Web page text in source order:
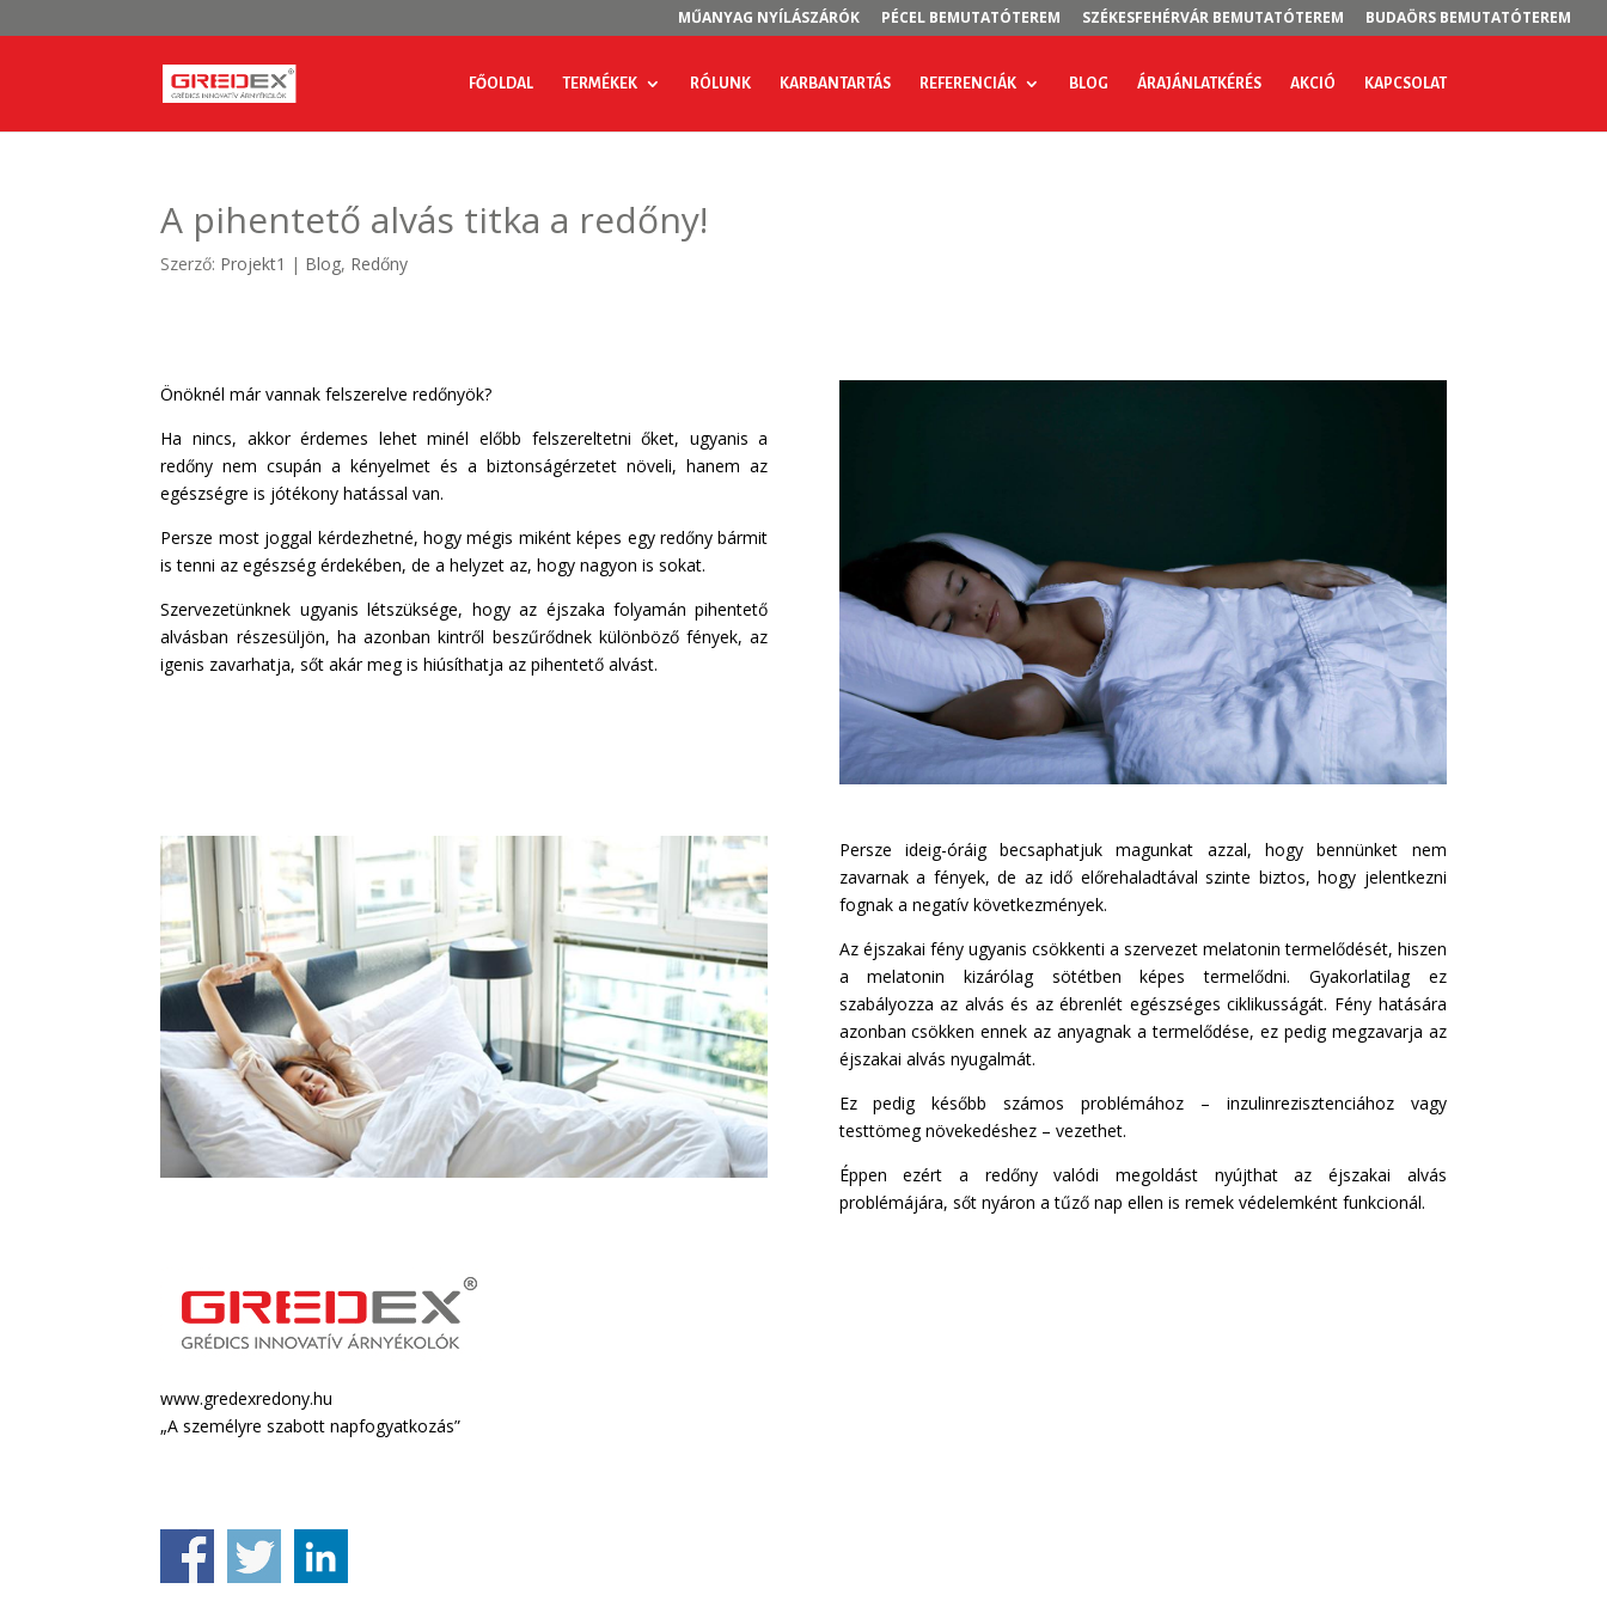
MŰANYAG NYÍLÁSZÁRÓK PÉCEL BEMUTATÓTEREM SZÉKESFEHÉRVÁR BEMUTATÓTEREM BUDAÖRS BEMUTATÓTEREM
FŐOLDAL TERMÉKEK RÓLUNK KARBANTARTÁS REFERENCIÁK BLOG ÁRAJÁNLATKÉRÉS AKCIÓ KAPCSOLAT
A pihentető alvás titka a redőny!
Szerző: Projekt1 | Blog, Redőny
Önöknél már vannak felszerelve redőnyök?
Ha nincs, akkor érdemes lehet minél előbb felszereltetni őket, ugyanis a
redőny nem csupán a kényelmet és a biztonságérzetet növeli, hanem az
egészségre is jótékony hatással van.
Persze most joggal kérdezhetné, hogy mégis miként képes egy redőny bármit
is tenni az egészség érdekében, de a helyzet az, hogy nagyon is sokat.
Szervezetünknek ugyanis létszüksége, hogy az éjszaka folyamán pihentető
alvásban részesüljön, ha azonban kintről beszűrődnek különböző fények, az
igenis zavarhatja, sőt akár meg is hiúsíthatja az pihentető alvást.
Persze ideig-óráig becsaphatjuk magunkat azzal, hogy bennünket nem
zavarnak a fények, de az idő előrehaladtával szinte biztos, hogy jelentkezni
fognak a negatív következmények.
Az éjszakai fény ugyanis csökkenti a szervezet melatonin termelődését, hiszen
a melatonin kizárólag sötétben képes termelődni. Gyakorlatilag ez
szabályozza az alvás és az ébrenlét egészséges ciklikusságát. Fény hatására
azonban csökken ennek az anyagnak a termelődése, ez pedig megzavarja az
éjszakai alvás nyugalmát.
Ez pedig később számos problémához – inzulinrezisztenciához vagy
testtömeg növekedéshez – vezethet.
Éppen ezért a redőny valódi megoldást nyújthat az éjszakai alvás
problémájára, sőt nyáron a tűző nap ellen is remek védelemként funkcionál.
www.gredexredony.hu
„A személyre szabott napfogyatkozás”